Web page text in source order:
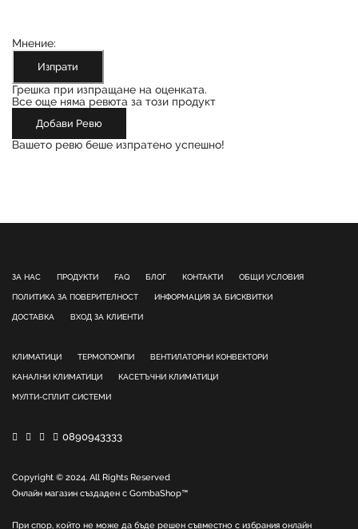
Мнение:
Изпрати
Грешка при изпращане на оценката.
Все още няма ревюта за този продукт
Добави Ревю
Вашето ревю беше изпратено успешно!
ЗА НАС ПРОДУКТИ FAQ БЛОГ КОНТАКТИ ОБЩИ УСЛОВИЯ
ПОЛИТИКА ЗА ПОВЕРИТЕЛНОСТ ИНФОРМАЦИЯ ЗА БИСКВИТКИ
ДОСТАВКА ВХОД ЗА КЛИЕНТИ
КЛИМАТИЦИ ТЕРМОПОМПИ ВЕНТИЛАТОРНИ КОНВЕКТОРИ
КАНАЛНИ КЛИМАТИЦИ КАСЕТЪЧНИ КЛИМАТИЦИ
МУЛТИ-СПЛИТ СИСТЕМИ
0890943333
Copyright © 2024. All Rights Reserved
Онлайн магазин създаден с GombaShop™
При спор, който не може да бъде решен съвместно с избрания онлайн